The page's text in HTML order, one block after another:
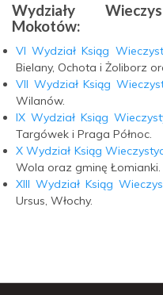
Wydziały
Mokotów:
VI Wydział Ksiąg
Bielany, Ochota i Żoliborz
VII Wydział Ksiąg
Wilanów.
IX Wydział Ksiąg
Targówek i Praga Północ.
X Wydział Ksiąg
Wola oraz gminę Łomianki.
XIII Wydział Ksiąg
Ursus, Włochy.